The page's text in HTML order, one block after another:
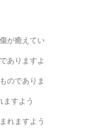
が癒えてい
ありますよ
のでありま
すよう
れますよう